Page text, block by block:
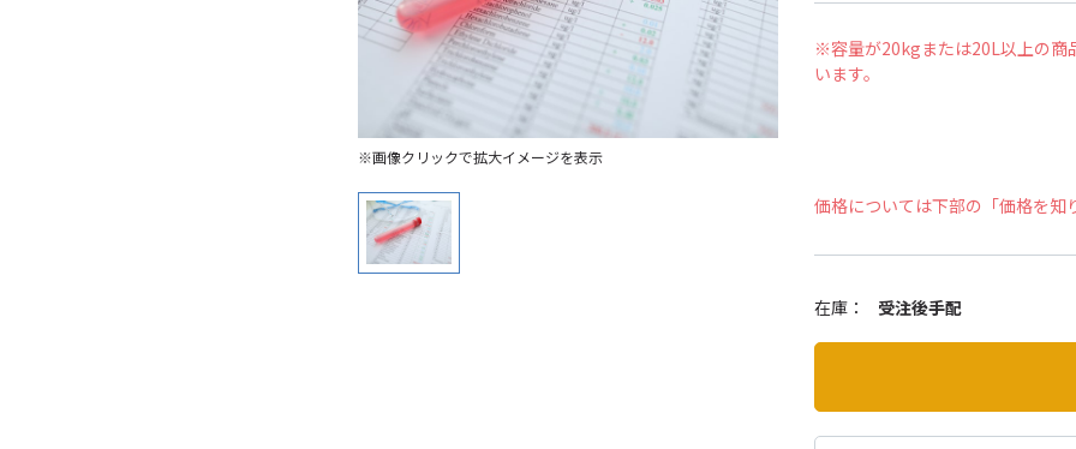
※画像クリックで拡大イメージを表示
※容量が20kgまたは20L以上の商
います。
価格については下部の「価格を
在庫： 受注後手配